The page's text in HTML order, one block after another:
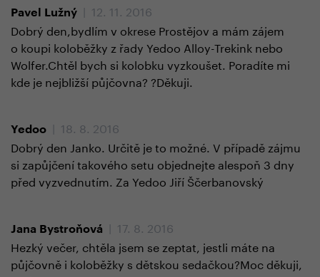
Pavel Lužný
| 12. 11. 2016
Dobrý den,bydlím v okrese Prostějov a mám zájem
o koupi koloběžky z řady Yedoo Alloy-Trekink nebo
Wolfer.Chtěl bych si kolobku vyzkoušet. Poradíte mi
kde je nejbližší půjčovna? ?Děkuji.
Yedoo
| 18. 8. 2016
Dobrý den Janko. Určitě je to možné. V případě zájmu
si zapůjčení takového setu objednejte alespoň 3 dny
před vyzvednutím. Za Yedoo Jiří Ščerbanovský
Jana Bystroňová
| 17. 8. 2016
Hezký večer, chtěla jsem se zeptat, jestli máte na
půjčovně i koloběžky s dětskou sedačkou?Moc děkuji,